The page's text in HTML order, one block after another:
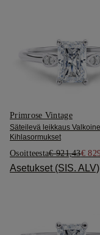
Primrose Vintage
Säteilevä leikkaus
Kihlasormukset
Osoitteesta€ 921,43€
Asetukset (SIS. ALV)